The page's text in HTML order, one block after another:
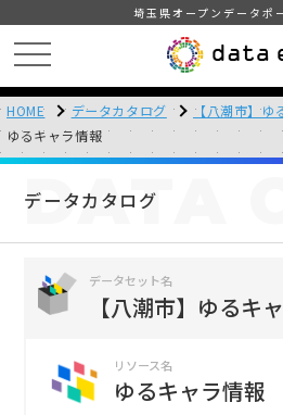
埼玉県オープンデータポ
HOME データカタログ
【八潮市】ゆ
ゆるキャラ情報
データカタログ
DATA
データセット名
【八潮市】ゆるキ
リソース名
ゆるキャラ情報